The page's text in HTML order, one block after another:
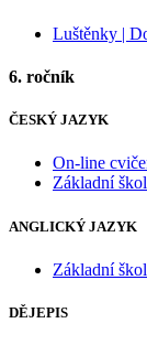
Luštěnky |
6. ročník
ČESKÝ JAZYK
On-line
Základní
ANGLICKÝ JAZYK
Základní
DĚJEPIS